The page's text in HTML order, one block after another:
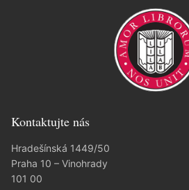
Kontaktujte nás
Hradešínská 1449/50
Praha 10 – Vinohrady
101 00